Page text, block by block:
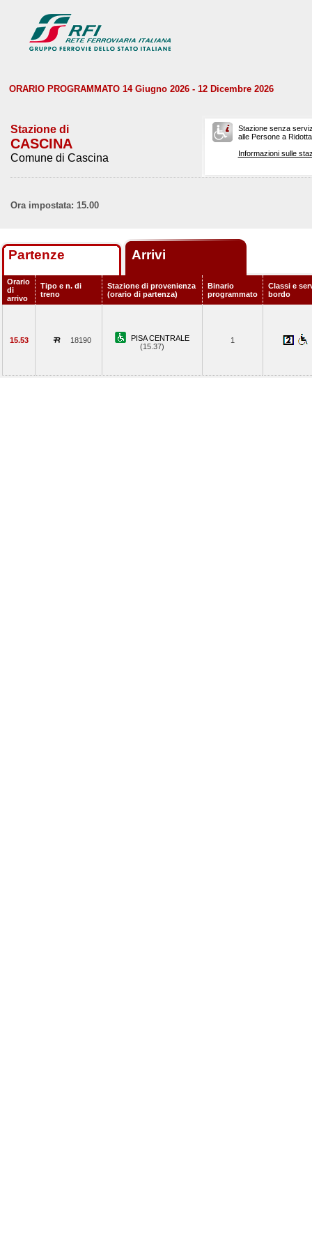
ORARIO PROGRAMMATO 14 Giugno 2026 - 12 Dicembre 2026
Stazione di
CASCINA
Comune di Cascina
Stazione senza
alle Persone a
Informazioni sulle
Ora impostata: 15.00
Partenze Arrivi
Orario
di
arrivo
Tipo e n. di
treno
Stazione di provenienza
(orario di partenza)
Binario
programmato
Classi e
bordo
15.53 18190
PISA CENTRALE
(15.37)
1